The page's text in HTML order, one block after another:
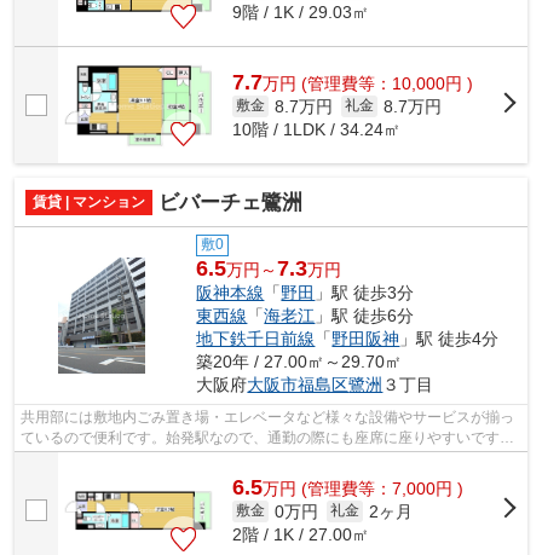
9階 / 1K / 29.03㎡
7.7万円 (管理費等：10,000円 )
敷金 8.7万円 礼金 8.7万円
10階 / 1LDK / 34.24㎡
賃貸 | マンション ビバーチェ鷺洲
敷0
6.5万円～7.3万円
阪神本線 「野田 」駅 徒歩3分
東西線 「海老江 」駅 徒歩6分
地下鉄千日前線 「野田阪神 」駅 徒歩4分
築20年 / 27.00㎡～29.70㎡
大阪府大阪市福島区鷺洲 ３丁目
共用部には敷地内ごみ置き場・エレベータなど様々な設備やサービスが揃っ
ているので便利です。始発駅なので、通勤の際にも座席に座りやすいです。
6.5万円 (管理費等：7,000円 )
敷金 0万円 礼金
2ヶ月
2階 / 1K / 27.00㎡